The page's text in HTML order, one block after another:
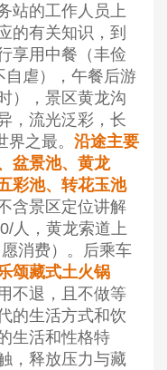
站的工作人员上
的有关知识，到
享用中餐（丰俭
自虐），午餐后游
），景区黄龙沟
，流光泛彩，长
之最。 沿途主要
盆景池、黄龙
彩池、转花玉池
含景区定位讲解
人，黄龙索道上
消费）。后乘车
颂藏式土火锅
不退，且不做等
的生活方式和饮
生活和性格特
，释放压力与藏